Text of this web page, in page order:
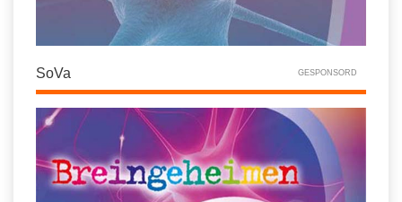
SoVa GESPONSORD